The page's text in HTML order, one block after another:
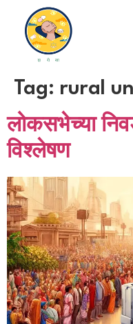
Tag: rural
लोकसभेच्या
विश्लेषण